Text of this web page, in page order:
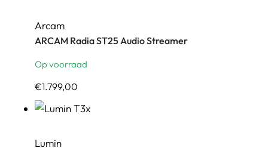
Arcam
ARCAM Radia ST25 Audio Streamer
Op voorraad
€1.799,00
Lumin